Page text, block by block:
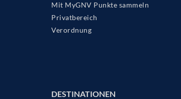
Mit MyGNV Punkte sammeln
Privatbereich
Verordnung
DESTINATIONEN